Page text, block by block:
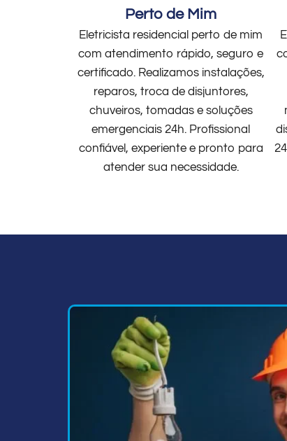
Perto de Mim
Eletricista residencial perto de mim
com atendimento rápido, seguro e
certificado. Realizamos instalações,
reparos, troca de disjuntores,
chuveiros, tomadas e soluções
emergenciais 24h. Profissional
confiável, experiente e pronto para
atender sua necessidade.